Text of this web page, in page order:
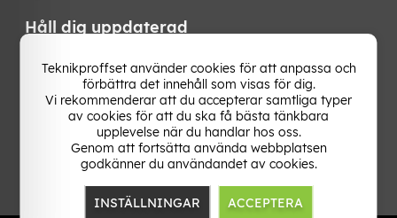
Håll dig uppdaterad
Få de senaste nyheterna, hetaste erbjudandena och
bästa tipsen från oss direkt i din mejlkorg. Signa upp på
vårt nyhetsbrev!
Teknikproffset använder cookies för att anpassa och
förbättra det innehåll som visas för dig.
Vi rekommenderar att du accepterar samtliga typer
av cookies för att du ska få bästa tänkbara
upplevelse när du handlar hos oss.
Genom att fortsätta använda webbplatsen
godkänner du användandet av cookies.
INSTÄLLNINGAR ACCEPTERA